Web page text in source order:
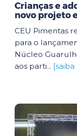
Crianças e
novo projeto
CEU Pimentas
para o
Núcleo
aos parti... [saiba